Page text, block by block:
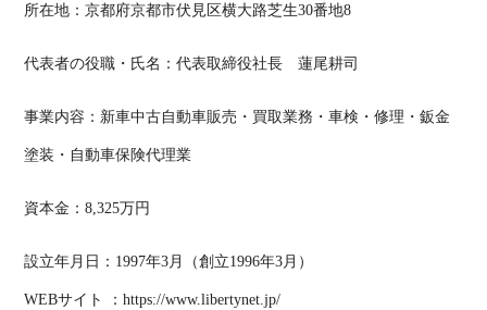
所在地：京都府京都市伏見区横大路芝生30番地8
代表者の役職・氏名：代表取締役社長 蓮尾耕司
事業内容：新車中古自動車販売・買取業務・車検・修理・鈑金
塗装・自動車保険代理業
資本金：8,325万円
設立年月日：1997年3月（創立1996年3月）
WEBサイト ：https://www.libertynet.jp/